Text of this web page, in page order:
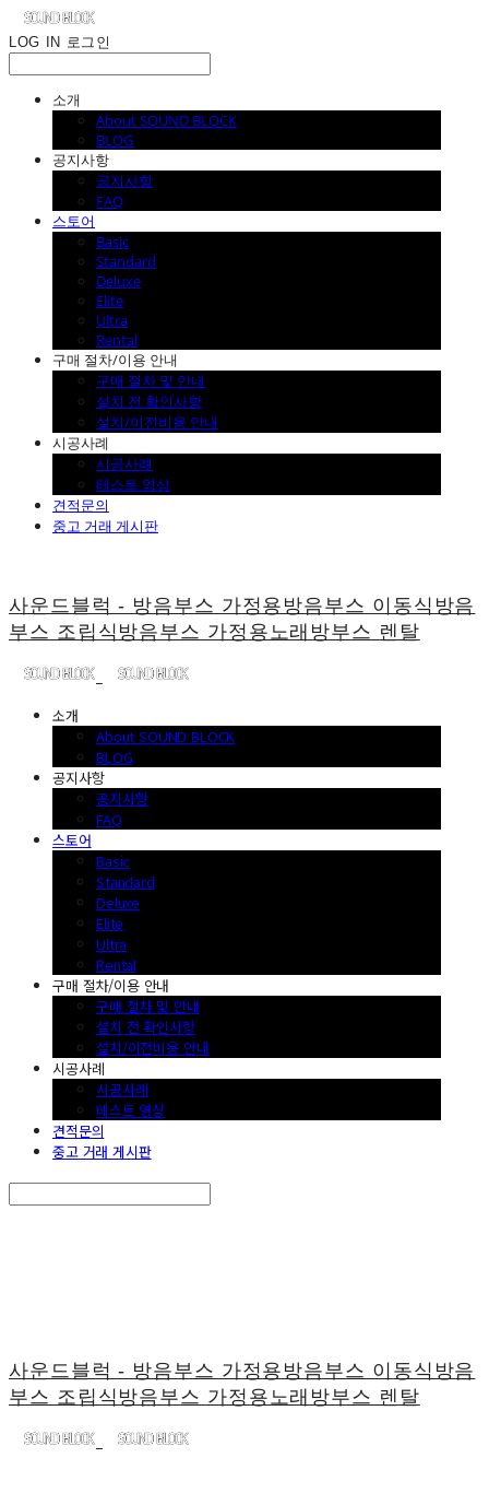
LOG IN 로그인
소개
About SOUND BLOCK
BLOG
공지사항
공지사항
FAQ
스토어
Basic
Standard
Deluxe
Elite
Ultra
Rental
구매 절차/이용 안내
구매 절차 및 안내
설치 전 확인사항
설치/이전비용 안내
시공사례
시공사례
테스트 영상
견적문의
중고 거래 게시판
사운드블럭 - 방음부스 가정용방음부스 이동식방음
부스 조립식방음부스 가정용노래방부스 렌탈
소개
About SOUND BLOCK
BLOG
공지사항
공지사항
FAQ
스토어
Basic
Standard
Deluxe
Elite
Ultra
Rental
구매 절차/이용 안내
구매 절차 및 안내
설치 전 확인사항
설치/이전비용 안내
시공사례
시공사례
테스트 영상
견적문의
중고 거래 게시판
사운드블럭 - 방음부스 가정용방음부스 이동식방음
부스 조립식방음부스 가정용노래방부스 렌탈